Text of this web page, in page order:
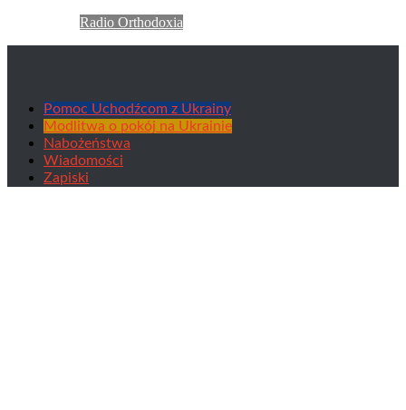
Radio Orthodoxia
Pomoc Uchodźcom z Ukrainy
Modlitwa o pokój na Ukrainie
Nabożeństwa
Wiadomości
Zapiski